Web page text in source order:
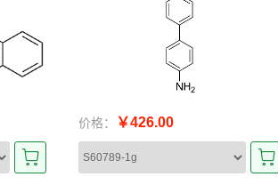
价格： ￥426.00